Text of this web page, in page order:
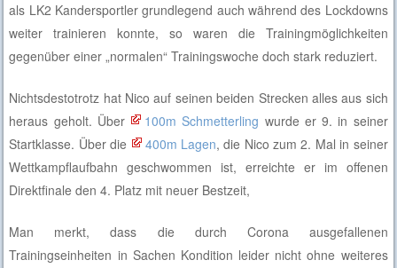
als LK2 Kandersportler grundlegend auch während des Lockdowns
weiter trainieren konnte, so waren die Trainingmöglichkeiten
gegenüber einer „normalen“ Trainingswoche doch stark reduziert.
Nichtsdestotrotz hat Nico auf seinen beiden Strecken alles aus sich
heraus geholt. Über
100m Schmetterling wurde er 9. in seiner
Startklasse. Über die
400m Lagen, die Nico zum 2. Mal in seiner
Wettkampflaufbahn geschwommen ist, erreichte er im offenen
Direktfinale den 4. Platz mit neuer Bestzeit,
Man merkt, dass die durch Corona ausgefallenen
Trainingseinheiten in Sachen Kondition leider nicht ohne weiteres